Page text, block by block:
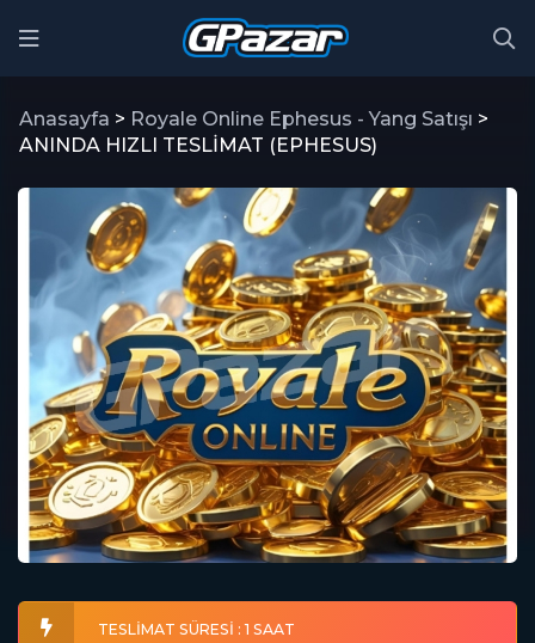
Anasayfa > Royale Online Ephesus - Yang Satışı >
ANINDA HIZLI TESLİMAT (EPHESUS)
TESLİMAT SÜRESİ : 1 SAAT